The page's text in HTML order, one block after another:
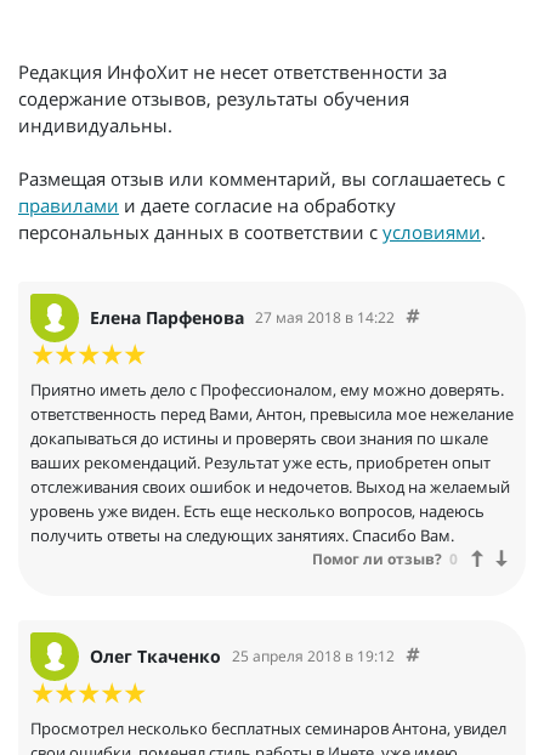
Редакция ИнфоХит не несет ответственности за
содержание отзывов, результаты обучения
индивидуальны.
Размещая отзыв или комментарий, вы соглашаетесь с
правилами и даете согласие на обработку
персональных данных в соответствии с условиями.
Елена Парфенова 27 мая 2018 в 14:22
Приятно иметь дело с Профессионалом, ему можно доверять.
ответственность перед Вами, Антон, превысила мое нежелание
докапываться до истины и проверять свои знания по шкале
ваших рекомендаций. Результат уже есть, приобретен опыт
отслеживания своих ошибок и недочетов. Выход на желаемый
уровень уже виден. Есть еще несколько вопросов, надеюсь
получить ответы на следующих занятиях. Спасибо Вам.
Помог ли отзыв? 0
Олег Ткаченко 25 апреля 2018 в 19:12
Просмотрел несколько бесплатных семинаров Антона, увидел